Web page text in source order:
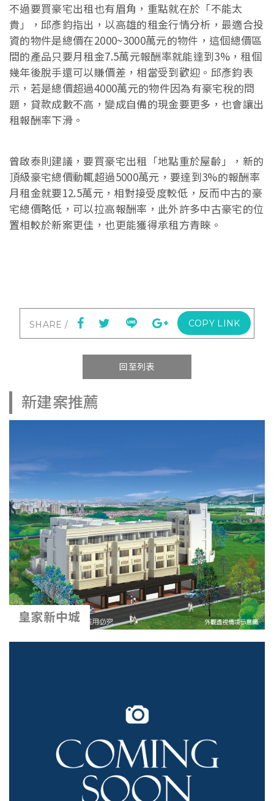
不過要買豪宅出租也有眉角，重點就在於「不能太
貴」，邱彥鈞指出，以高雄的租金行情分析，最適合投
資的物件是總價在2000~3000萬元的物件，這個總價區
間的產品只要月租金7.5萬元報酬率就能達到3%，租個
幾年後脫手還可以賺價差，相當受到歡迎。邱彥鈞表
示，若是總價超過4000萬元的物件因為有豪宅稅的問
題，貸款成數不高，變成自備的現金要更多，也會讓出
租報酬率下滑。
曾啟泰則建議，要買豪宅出租「地點重於屋齡」，新的
頂級豪宅總價動輒超過5000萬元，要達到3%的報酬率
月租金就要12.5萬元，相對接受度較低，反而中古的豪
宅總價略低，可以拉高報酬率，此外許多中古豪宅的位
置相較於新案更佳，也更能獲得承租方青睞。
COPY LINK
回至列表
新建案推薦
皇家新中城